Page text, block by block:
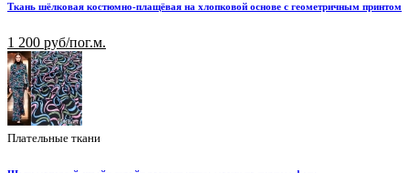
Ткань шёлковая костюмно-плащёвая на хлопковой основе с геометричным принтом
1 200 руб/пог.м.
Плательные ткани